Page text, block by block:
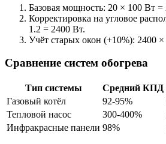
Базовая мощность: 20 × 100 Вт =
Корректировка на угловое
1.2 = 2400 Вт.
Учёт старых окон (+10%): 2400
Сравнение систем обогрева
Тип системы Средний КПД
Газовый котёл
92-95%
Тепловой насос
300-400%
Инфракрасные панели 98%